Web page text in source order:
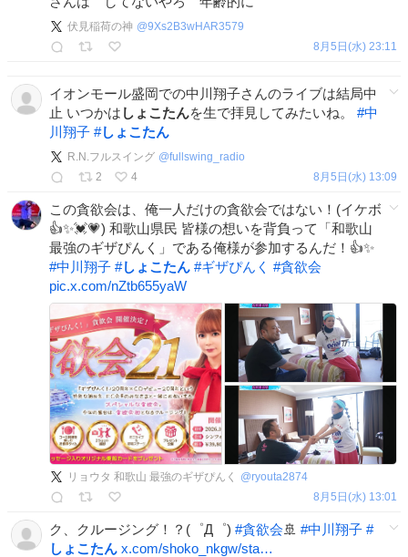
伏見稲荷の神 @9Xs2B3wHAR3579
8月5日(水) 23:11
イオンモール盛岡での中川翔子さんのライブは結局中
止 いつかは しょこたんを生で拝見してみたいね。 #中
川翔子 #しょこたん
R.N.フルスイング @fullswing_radio
2
4 8月5日(水) 13:09
この貪欲会は、俺一人だけの貪欲会ではない！(イケボ
👍✨💓💗) 和歌山県民 皆様の想いを背負って「和歌山
最強のギザぴんく」である俺様が参加するんだ！👍✨
#中川翔子 #しょこたん #ギザぴんく #貪欲会
pic.x.com/nZtb655yaW
リョウタ 和歌山 最強のギザぴんく @ryouta2874
8月5日(水) 13:01
ク、クルージング！？(゜Д゜) #貪欲会🚢 #中川翔子 #
しょこたん x.com/shoko_nkgw/sta…